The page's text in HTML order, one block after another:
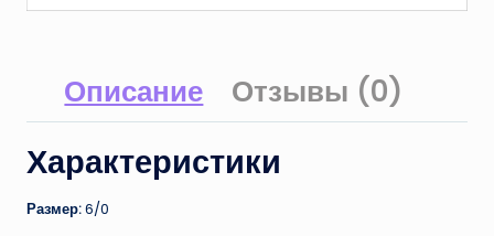
Описание Отзывы (0)
Характеристики
Размер:6/0